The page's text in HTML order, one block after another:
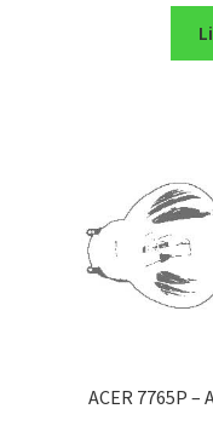
ACER 7765P